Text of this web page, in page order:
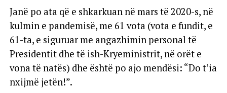
Janë po ata që e shkarkuan në mars të 2020-s, në
kulmin e pandemisë, me 61 vota (vota e fundit, e
61-ta, e siguruar me angazhimin personal të
Presidentit dhe të ish-Kryeministrit, në orët e
vona të natës) dhe është po ajo mendësi: “Do t’ia
nxijmë jetën!”.